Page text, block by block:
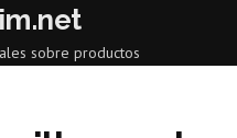
sobre productos